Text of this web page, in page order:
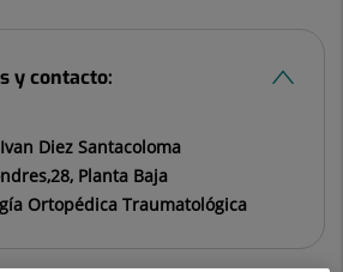
y contacto:
Ivan Diez Santacoloma
Planta Baja
Ortopédica Traumatológica